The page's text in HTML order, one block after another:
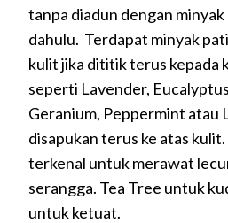
tanpa diadun dengan
dahulu. Terdapat minyak
kulit jika dititik terus kepada
seperti Lavender,
Geranium, Peppermint atau
disapukan terus ke atas
terkenal untuk merawat
serangga. Tea Tree untuk
untuk ketuat.